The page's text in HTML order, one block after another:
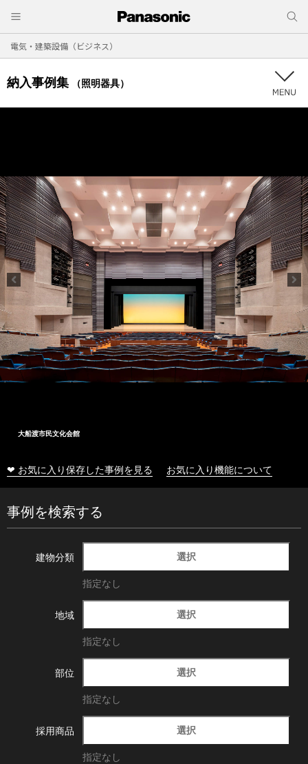
電気・建築設備（ビジネス）
納入事例集 （照明器具）
大船渡市民文化会館
❤ お気に入り保存した事例を見る お気に入り機能について
事例を検索する
建物分類 選択
指定なし
地域 選択
指定なし
部位 選択
指定なし
採用商品 選択
指定なし